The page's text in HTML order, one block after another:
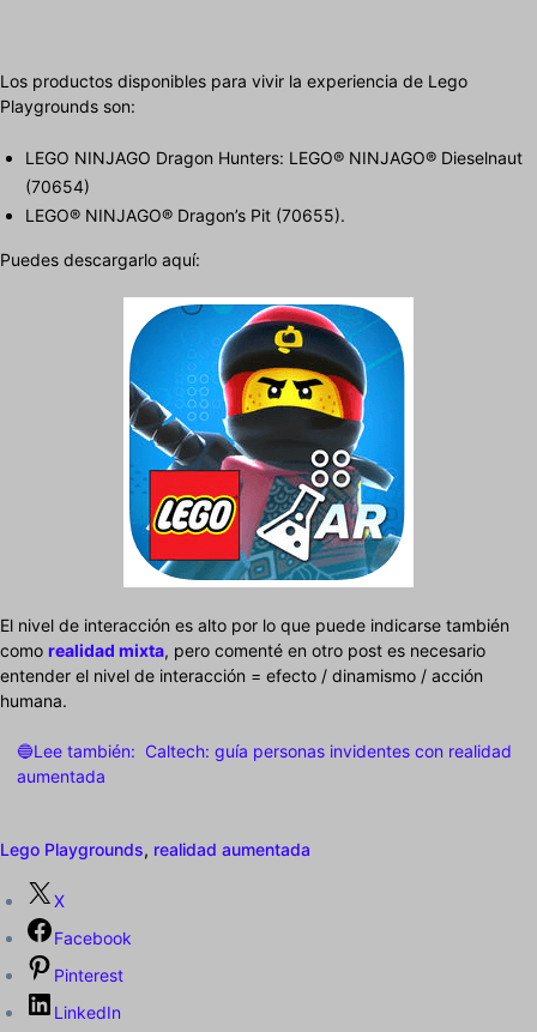
Los productos disponibles para vivir la experiencia de Lego
Playgrounds son:
LEGO NINJAGO Dragon Hunters: LEGO® NINJAGO® Dieselnaut
(70654)
LEGO® NINJAGO® Dragon’s Pit (70655).
Puedes descargarlo aquí:
El nivel de interacción es alto por lo que puede indicarse también
como realidad mixta, pero comenté en otro post es necesario
entender el nivel de interacción = efecto / dinamismo / acción
humana.
🔵Lee también: Caltech: guía personas invidentes con realidad
aumentada
Lego Playgrounds, realidad aumentada
X
Facebook
Pinterest
LinkedIn